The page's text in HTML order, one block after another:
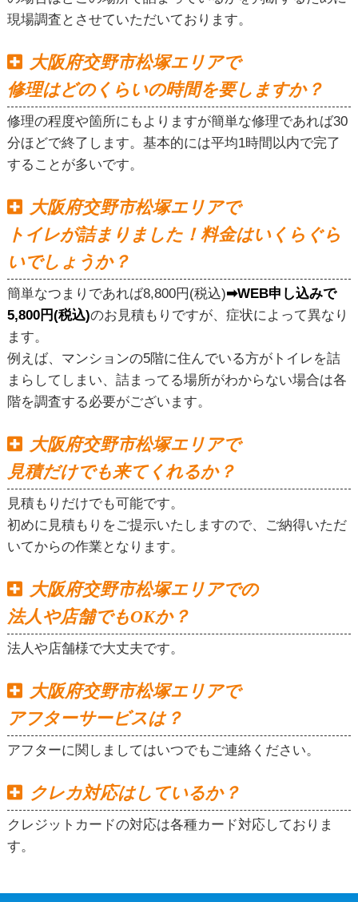
現場調査とさせていただいております。
大阪府交野市松塚エリアで
修理はどのくらいの時間を要しますか？
修理の程度や箇所にもよりますが簡単な修理であれば30
分ほどで終了します。基本的には平均1時間以内で完了
することが多いです。
大阪府交野市松塚エリアで
トイレが詰まりました！料金はいくらぐら
いでしょうか？
簡単なつまりであれば8,800円(税込)➡WEB申し込みで
5,800円(税込)のお見積もりですが、症状によって異なり
ます。
例えば、マンションの5階に住んでいる方がトイレを詰
まらしてしまい、詰まってる場所がわからない場合は各
階を調査する必要がございます。
大阪府交野市松塚エリアで
見積だけでも来てくれるか？
見積もりだけでも可能です。
初めに見積もりをご提示いたしますので、ご納得いただ
いてからの作業となります。
大阪府交野市松塚エリアでの
法人や店舗でもOKか？
法人や店舗様で大丈夫です。
大阪府交野市松塚エリアで
アフターサービスは？
アフターに関しましてはいつでもご連絡ください。
クレカ対応はしているか？
クレジットカードの対応は各種カード対応しておりま
す。